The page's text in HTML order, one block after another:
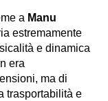
a Manu
estremamente
e dinamica
era
ma di
trasportabilità e